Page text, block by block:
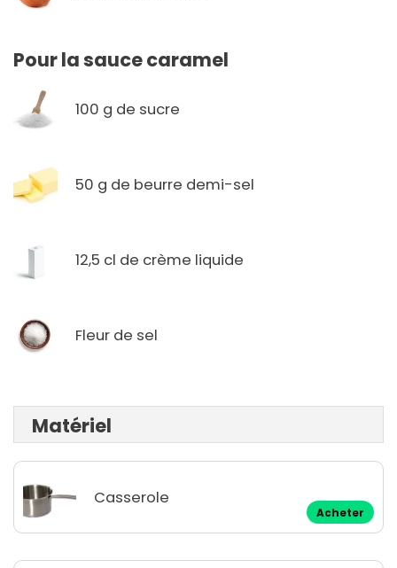
Pour la sauce caramel
100 g de sucre
50 g de beurre demi-sel
12,5 cl de crème liquide
Fleur de sel
Matériel
Casserole
Acheter